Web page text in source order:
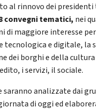
al rinnovo dei
convegni tematici, nei
maggiore interesse
tecnologica e digitale, la
dei borghi e della
i servizi, il sociale.
saranno analizzate dai
di oggi ed